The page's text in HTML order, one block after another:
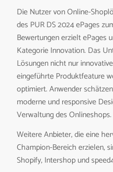
Die Nutzer von Online-
des PUR DS 2024 ePages
Bewertungen erzielt ePages
Kategorie Innovation. Das
Lösungen nicht nur
eingeführte Produktfeature
optimiert. Anwender
moderne und responsive
Verwaltung des Onlineshops.
Weitere Anbieter, die eine
Champion-Bereich erzielen,
Shopify, Intershop und